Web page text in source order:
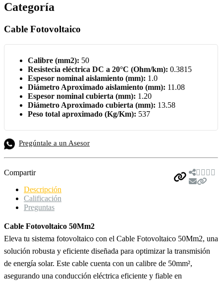
Categoría
Cable Fotovoltaico
Calibre (mm2): 50
Resistecia eléctrica DC a 20°C (Ohm/km): 0.3815
Espesor nominal aislamiento (mm): 1.0
Diámetro Aproximado aislamiento (mm): 11.08
Espesor nominal cubierta (mm): 1.20
Diámetro Aproximado cubierta (mm): 13.58
Peso total aproximado (Kg/Km): 537
Pregúntale a un Asesor
Compartir
Descripción
Calificación
Preguntas
Cable Fotovoltaico 50Mm2
Eleva tu sistema fotovoltaico con el Cable Fotovoltaico 50Mm2, una
solución robusta y eficiente diseñada para optimizar la transmisión
de energía solar. Este cable cuenta con un calibre de 50mm²,
asegurando una conducción eléctrica eficiente y fiable en